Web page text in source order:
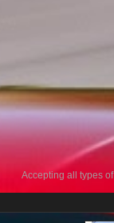
Accepting all types